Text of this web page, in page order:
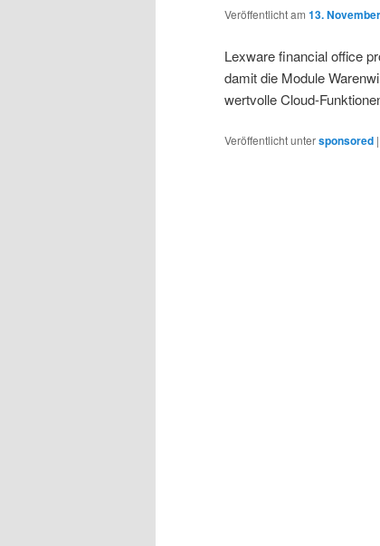
Veröffentlicht am 13.
Lexware financial office
damit die Module
wertvolle Cloud-
Veröffentlicht untersponsored |